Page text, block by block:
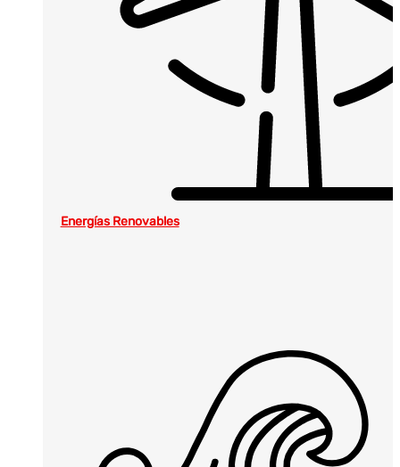
Energías Renovables